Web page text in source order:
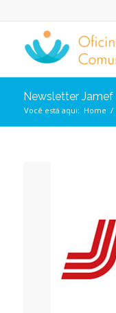
Newsletter Jamef
Você está aqui: Home /